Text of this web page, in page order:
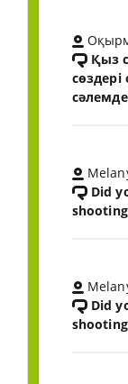
Қыз
сөздері
Did
Did